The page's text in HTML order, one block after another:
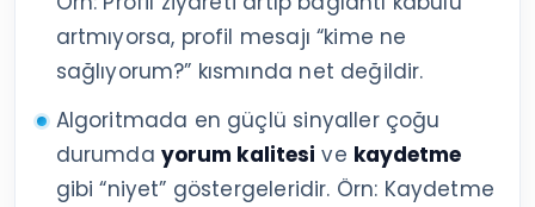
artmıyorsa, profil mesajı “kime ne
sağlıyorum?” kısmında net değildir.
Algoritmada en güçlü sinyaller çoğu
durumda yorum kalitesi ve kaydetme
gibi “niyet” göstergeleridir. Örn: Kaydetme